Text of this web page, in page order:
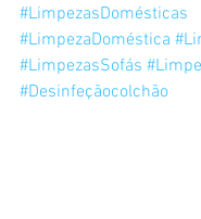
#LimpezasDomésticas
#LimpezaDoméstica
#LimpezasSofás
#Desinfeçãocolchão